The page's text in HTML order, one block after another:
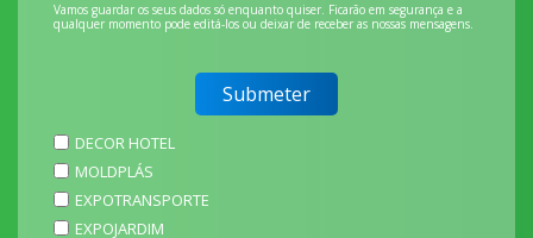
Vamos guardar os seus dados só enquanto quiser. Ficarão em segurança e a
qualquer momento pode editá-los ou deixar de receber as nossas mensagens.
DECOR HOTEL
MOLDPLÁS
EXPOTRANSPORTE
EXPOJARDIM